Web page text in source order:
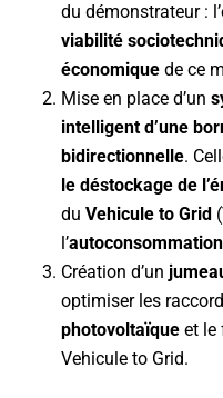
du démonstrateur :
viabilité
économique de ce
Mise en place d’un
intelligent d’une
bidirectionnelle.
le déstockage de
du Vehicule to Grid
l’
Création d’un
optimiser les
photovoltaïque et le
Vehicule to Grid.